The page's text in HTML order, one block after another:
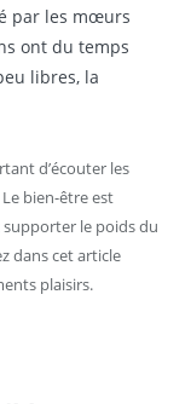
par les mœurs
ont du temps
libres, la
d’écouter les
bien-être est
le poids du
dans cet article
plaisirs.